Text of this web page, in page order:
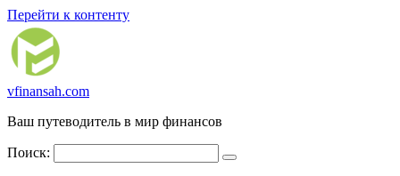
Перейти к контенту
vfinansah.com
Ваш путеводитель в мир финансов
Поиск: